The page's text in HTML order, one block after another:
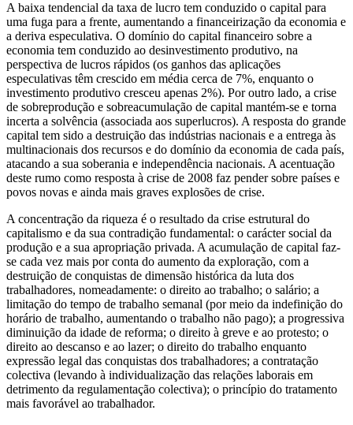
A baixa tendencial da taxa de lucro tem conduzido o capital para
uma fuga para a frente, aumentando a financeirização da economia e
a deriva especulativa. O domínio do capital financeiro sobre a
economia tem conduzido ao desinvestimento produtivo, na
perspectiva de lucros rápidos (os ganhos das aplicações
especulativas têm crescido em média cerca de 7%, enquanto o
investimento produtivo cresceu apenas 2%). Por outro lado, a crise
de sobreprodução e sobreacumulação de capital mantém-se e torna
incerta a solvência (associada aos superlucros). A resposta do grande
capital tem sido a destruição das indústrias nacionais e a entrega às
multinacionais dos recursos e do domínio da economia de cada país,
atacando a sua soberania e independência nacionais. A acentuação
deste rumo como resposta à crise de 2008 faz pender sobre países e
povos novas e ainda mais graves explosões de crise.
A concentração da riqueza é o resultado da crise estrutural do
capitalismo e da sua contradição fundamental: o carácter social da
produção e a sua apropriação privada. A acumulação de capital faz-
se cada vez mais por conta do aumento da exploração, com a
destruição de conquistas de dimensão histórica da luta dos
trabalhadores, nomeadamente: o direito ao trabalho; o salário; a
limitação do tempo de trabalho semanal (por meio da indefinição do
horário de trabalho, aumentando o trabalho não pago); a progressiva
diminuição da idade de reforma; o direito à greve e ao protesto; o
direito ao descanso e ao lazer; o direito do trabalho enquanto
expressão legal das conquistas dos trabalhadores; a contratação
colectiva (levando à individualização das relações laborais em
detrimento da regulamentação colectiva); o princípio do tratamento
mais favorável ao trabalhador.